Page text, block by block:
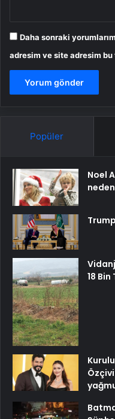
Daha sonraki
adresim ve site adresim
Popüler
Noel
18 Bin